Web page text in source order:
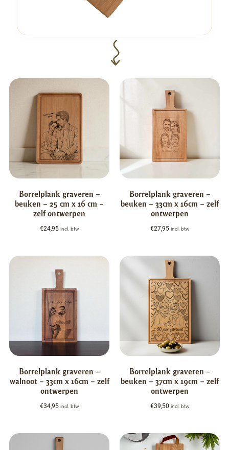
Borrelplank graveren –
beuken – 25 cm x 16 cm –
zelf ontwerpen
€24,95 incl. btw
Borrelplank graveren –
beuken – 33cm x 16cm – zelf
ontwerpen
€27,95 incl. btw
Borrelplank graveren –
walnoot – 33cm x 16cm – zelf
ontwerpen
€34,95 incl. btw
Borrelplank graveren –
beuken – 37cm x 19cm – zelf
ontwerpen
€39,50 incl. btw